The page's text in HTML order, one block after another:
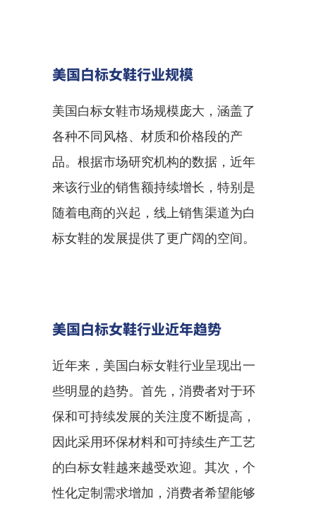
美国白标女鞋行业规模
美国白标女鞋市场规模庞大，涵盖了
各种不同风格、材质和价格段的产
品。根据市场研究机构的数据，近年
来该行业的销售额持续增长，特别是
随着电商的兴起，线上销售渠道为白
标女鞋的发展提供了更广阔的空间。
美国白标女鞋行业近年趋势
近年来，美国白标女鞋行业呈现出一
些明显的趋势。首先，消费者对于环
保和可持续发展的关注度不断提高，
因此采用环保材料和可持续生产工艺
的白标女鞋越来越受欢迎。其次，个
性化定制需求增加，消费者希望能够